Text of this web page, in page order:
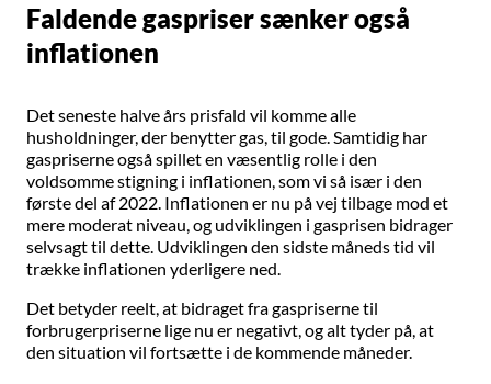
Faldende gaspriser sænker også
inflationen
Det seneste halve års prisfald vil komme alle
husholdninger, der benytter gas, til gode. Samtidig har
gaspriserne også spillet en væsentlig rolle i den
voldsomme stigning i inflationen, som vi så især i den
første del af 2022. Inflationen er nu på vej tilbage mod et
mere moderat niveau, og udviklingen i gasprisen bidrager
selvsagt til dette. Udviklingen den sidste måneds tid vil
trække inflationen yderligere ned.
Det betyder reelt, at bidraget fra gaspriserne til
forbrugerpriserne lige nu er negativt, og alt tyder på, at
den situation vil fortsætte i de kommende måneder.